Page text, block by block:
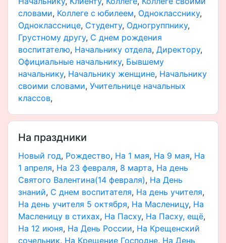
словами, Коллеге с юбилеем, Однокласснику,
Однокласснице, Студенту, Одногруппнику,
Грустному другу, С днем рождения
воспитателю, Начальнику отдела, Директору,
Официальные начальнику, Бывшему
начальнику, Начальнику женщине, Начальнику
своими словами, Учительнице начальных
классов,
На праздники
Новый год, Рождество, На 1 мая, На 9 мая, На
1 апреля, На 23 февраля, 8 марта, На день
Святого Валентина(14 февраля), На День
знаний, С днем воспитателя, На день учителя,
На день учителя 5 октября, На Масленицу, На
Масленицу в стихах, На Пасху, На Пасху, ещё,
На 12 июня, На День России, На Крещенский
сочельник, На Крещение Господне, На День